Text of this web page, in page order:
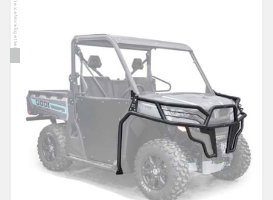
ExperienceMoreTogether